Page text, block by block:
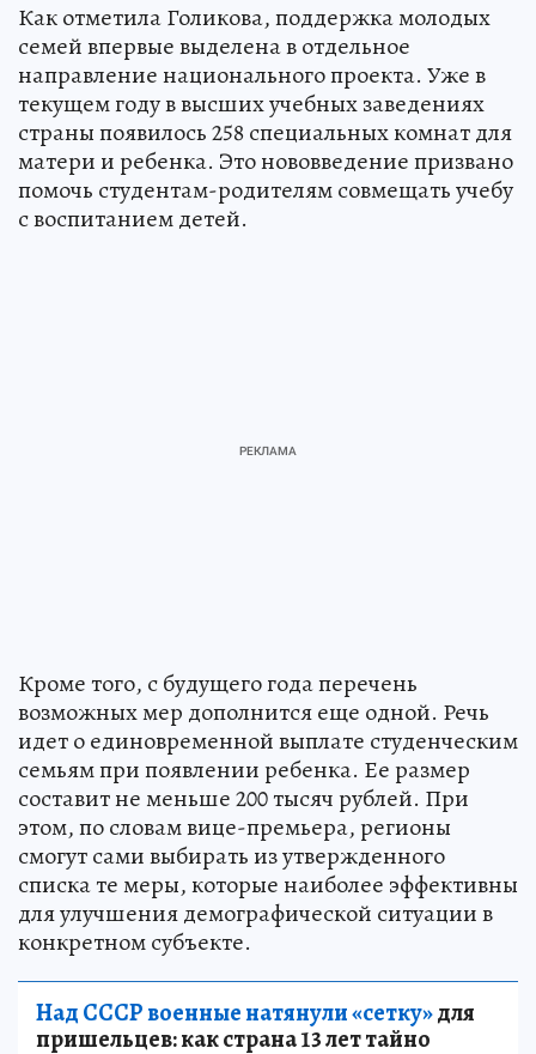
Как отметила Голикова, поддержка молодых
семей впервые выделена в отдельное
направление национального проекта. Уже в
текущем году в высших учебных заведениях
страны появилось 258 специальных комнат для
матери и ребенка. Это нововведение призвано
помочь студентам-родителям совмещать учебу
с воспитанием детей.
Кроме того, с будущего года перечень
возможных мер дополнится еще одной. Речь
идет о единовременной выплате студенческим
семьям при появлении ребенка. Ее размер
составит не меньше 200 тысяч рублей. При
этом, по словам вице-премьера, регионы
смогут сами выбирать из утвержденного
списка те меры, которые наиболее эффективны
для улучшения демографической ситуации в
конкретном субъекте.
Над СССР военные натянули «сетку»для
пришельцев: как страна 13 лет тайно